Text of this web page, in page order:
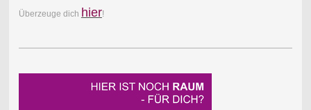
Überzeuge dich hier!